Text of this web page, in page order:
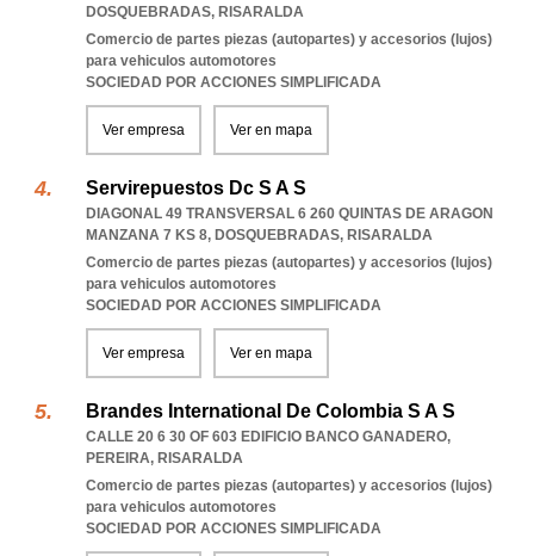
DOSQUEBRADAS, RISARALDA
Comercio de partes piezas (autopartes) y accesorios (lujos)
para vehiculos automotores
SOCIEDAD POR ACCIONES SIMPLIFICADA
Ver empresa Ver en mapa
Servirepuestos Dc S A S
DIAGONAL 49 TRANSVERSAL 6 260 QUINTAS DE ARAGON
MANZANA 7 KS 8, DOSQUEBRADAS, RISARALDA
Comercio de partes piezas (autopartes) y accesorios (lujos)
para vehiculos automotores
SOCIEDAD POR ACCIONES SIMPLIFICADA
Ver empresa Ver en mapa
Brandes International De Colombia S A S
CALLE 20 6 30 OF 603 EDIFICIO BANCO GANADERO,
PEREIRA, RISARALDA
Comercio de partes piezas (autopartes) y accesorios (lujos)
para vehiculos automotores
SOCIEDAD POR ACCIONES SIMPLIFICADA